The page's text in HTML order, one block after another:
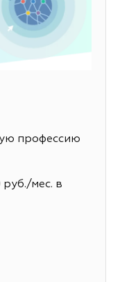
профессию
мес. в